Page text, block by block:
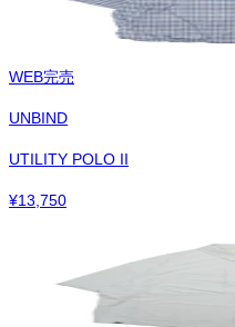
WEB完売
UNBIND
UTILITY POLO II
¥13,750